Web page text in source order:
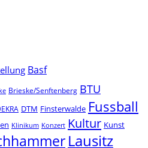
Basf
Brieske/Senftenberg BTU
DTM Finsterwalde Fussball
Klinikum Konzert Kultur Kunst
Lausitz